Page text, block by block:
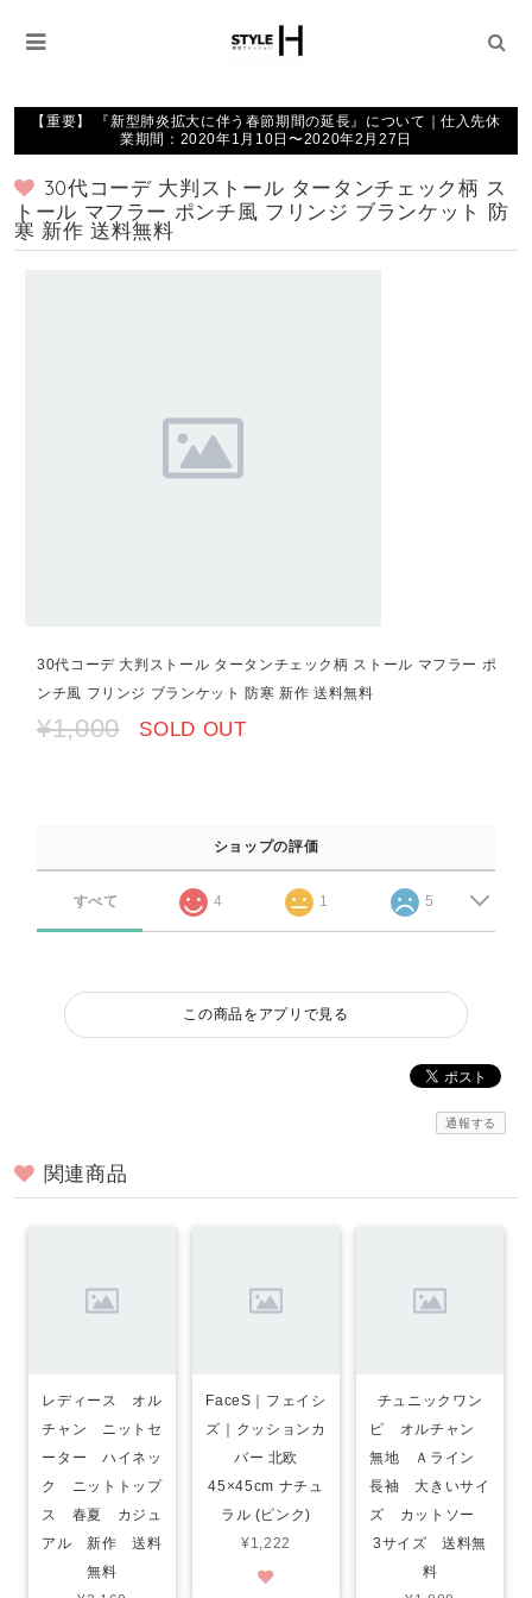
【重要】 『新型肺炎拡大に伴う春節期間の延長』について｜仕入先休
業期間：2020年1月10日〜2020年2月27日
30代コーデ 大判ストール タータンチェック柄 ス
トール マフラー ポンチ風 フリンジ ブランケット 防
寒 新作 送料無料
30代コーデ 大判ストール タータンチェック柄 ストール マフラー ポ
ンチ風 フリンジ ブランケット 防寒 新作 送料無料
¥1,000 SOLD OUT
ショップの評価
すべて 4 1 5
この商品をアプリで見る
通報する
関連商品
レディース オル
チャン ニットセ
ーター ハイネッ
ク ニットトップ
ス 春夏 カジュ
アル 新作 送料
無料
FaceS｜フェイシ
ズ｜クッションカ
バー 北欧
45×45cm ナチュ
ラル (ピンク)
¥1,222
チュニックワン
ピ オルチャン
無地 Ａライン
長袖 大きいサイ
ズ カットソー
3サイズ 送料無
料